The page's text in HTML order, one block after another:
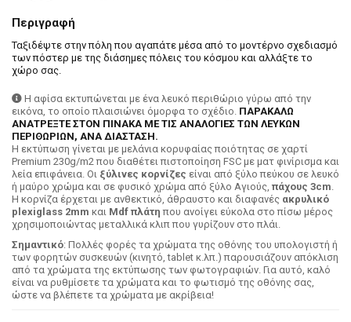
Περιγραφή
Ταξιδέψτε στην πόλη που αγαπάτε μέσα από το μοντέρνο σχεδιασμό
των πόστερ με της διάσημες πόλεις του κόσμου και αλλάξτε το
χώρο σας.
Η αφίσα εκτυπώνεται με ένα λευκό περιθώριο γύρω από την
εικόνα, το οποίο πλαισιώνει όμορφα το σχέδιο. ΠΑΡΑΚΑΛΩ
ΑΝΑΤΡΕΞΤΕ ΣΤΟΝ ΠΙΝΑΚΑ ΜΕ ΤΙΣ ΑΝΑΛΟΓΙΕΣ ΤΩΝ ΛΕΥΚΩΝ
ΠΕΡΙΘΩΡΙΩΝ, ΑΝΑ ΔΙΑΣΤΑΣΗ.
H εκτύπωση γίνεται με μελάνια κορυφαίας ποιότητας σε χαρτί
Premium 230g/m2 που διαθέτει πιστοποίηση FSC με ματ φινίρισμα και
λεία επιφάνεια. Οι ξύλινες κορνίζες είναι από ξύλο πεύκου σε λευκό
ή μαύρο χρώμα και σε φυσικό χρώμα από ξύλο Αγιούς, πάχους 3cm.
Η κορνίζα έρχεται με ανθεκτικό, άθραυστο και διαφανές ακρυλικό
plexiglass 2mm και Mdf πλάτη που ανοίγει εύκολα στο πίσω μέρος
χρησιμοποιώντας μεταλλικά κλιπ που γυρίζουν στο πλάι.
Σημαντικό: Πολλές φορές τα χρώματα της οθόνης του υπολογιστή ή
των φορητών συσκευών (κινητό, tablet κ.λπ.) παρουσιάζουν απόκλιση
από τα χρώματα της εκτύπωσης των φωτογραφιών. Για αυτό, καλό
είναι να ρυθμίσετε τα χρώματα και το φωτισμό της οθόνης σας,
ώστε να βλέπετε τα χρώματα με ακρίβεια!